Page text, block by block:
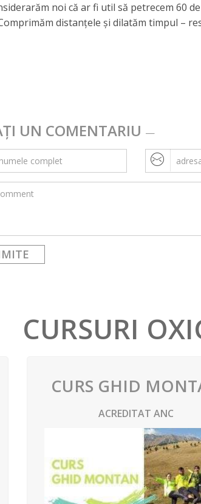
noi că ar fi util să petrecem 60
distanțele și dilatăm timpul –
UN COMENTARIU
CURSURI
CURS GHID
ACREDITAT ANC